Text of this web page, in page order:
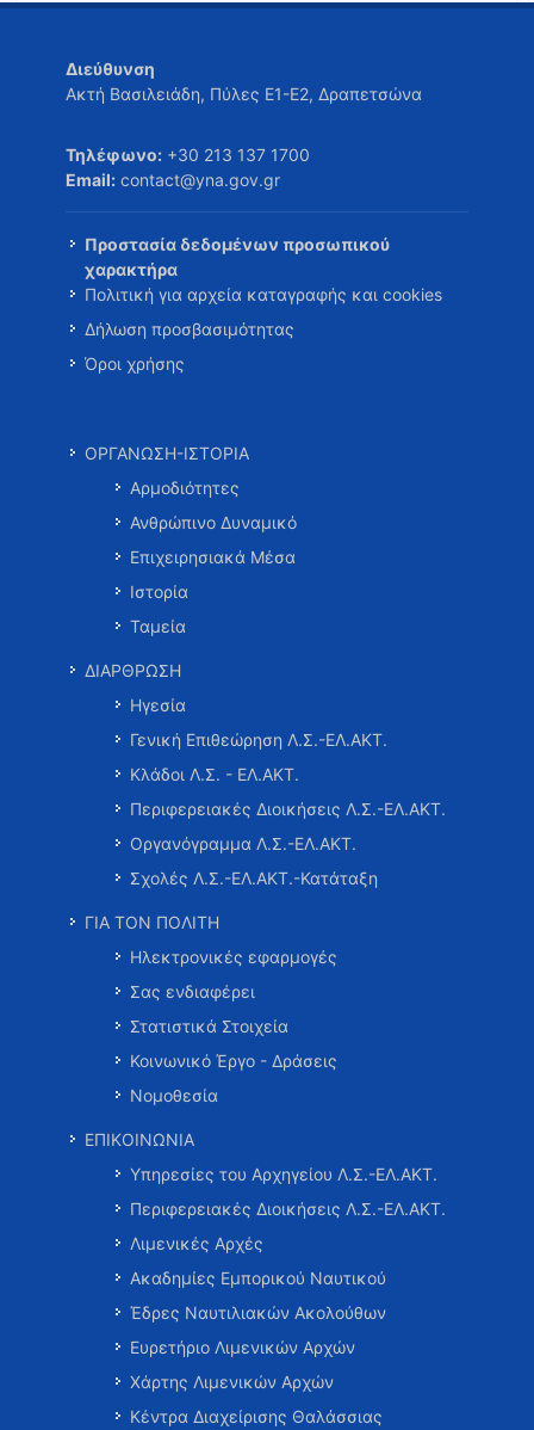
Διεύθυνση
Ακτή Βασιλειάδη, Πύλες Ε1-Ε2, Δραπετσώνα
Τηλέφωνο: +30 213 137 1700
Email: contact@yna.gov.gr
Προστασία δεδομένων προσωπικού
χαρακτήρα
Πολιτική για αρχεία καταγραφής και cookies
Δήλωση προσβασιμότητας
Όροι χρήσης
ΟΡΓΑΝΩΣΗ-ΙΣΤΟΡΙΑ
Αρμοδιότητες
Ανθρώπινο Δυναμικό
Επιχειρησιακά Μέσα
Ιστορία
Ταμεία
ΔΙΑΡΘΡΩΣΗ
Ηγεσία
Γενική Επιθεώρηση Λ.Σ.-ΕΛ.ΑΚΤ.
Κλάδοι Λ.Σ. - ΕΛ.ΑΚΤ.
Περιφερειακές Διοικήσεις Λ.Σ.-ΕΛ.ΑΚΤ.
Οργανόγραμμα Λ.Σ.-ΕΛ.ΑΚΤ.
Σχολές Λ.Σ.-ΕΛ.ΑΚΤ.-Κατάταξη
ΓΙΑ ΤΟΝ ΠΟΛΙΤΗ
Ηλεκτρονικές εφαρμογές
Σας ενδιαφέρει
Στατιστικά Στοιχεία
Κοινωνικό Έργο - Δράσεις
Νομοθεσία
ΕΠΙΚΟΙΝΩΝΙΑ
Υπηρεσίες του Αρχηγείου Λ.Σ.-ΕΛ.ΑΚΤ.
Περιφερειακές Διοικήσεις Λ.Σ.-ΕΛ.ΑΚΤ.
Λιμενικές Αρχές
Ακαδημίες Εμπορικού Ναυτικού
Έδρες Ναυτιλιακών Ακολούθων
Ευρετήριο Λιμενικών Αρχών
Χάρτης Λιμενικών Αρχών
Κέντρα Διαχείρισης Θαλάσσιας